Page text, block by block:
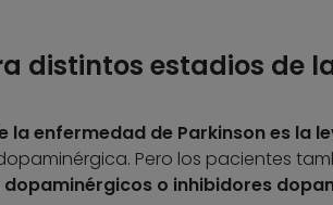
distintos estadios de
la enfermedad de Parkinson es la
Pero los pacientes
o inhibidores